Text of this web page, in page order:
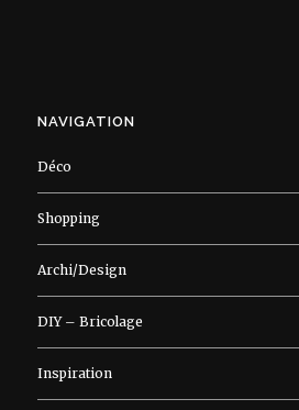
NAVIGATION
Déco
Shopping
Archi/Design
DIY – Bricolage
Inspiration